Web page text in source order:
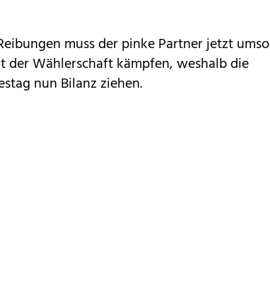
muss der pinke Partner jetzt umso
der Wählerschaft kämpfen, weshalb die
nun Bilanz ziehen.